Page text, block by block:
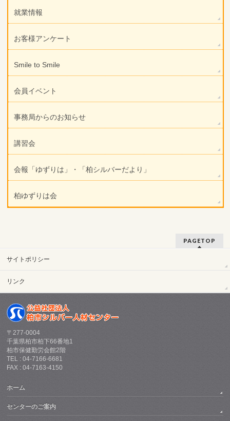
就業情報
お客様アンケート
Smile to Smile
会員イベント
事務局からのお知らせ
講習会
会報「ゆずりは」・「柏シルバーだより」
柏ゆずりは会
PAGETOP
サイトポリシー
リンク
〒277-0004
千葉県柏市柏下66番地1
柏市保健勤労会館2階
TEL : 04-7166-6681
FAX : 04-7163-4150
ホーム
センターのご案内